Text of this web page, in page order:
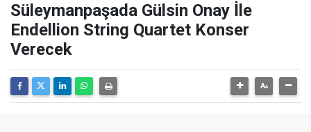
Süleymanpaşada Gülsin Onay İle
Endellion String Quartet Konser
Verecek